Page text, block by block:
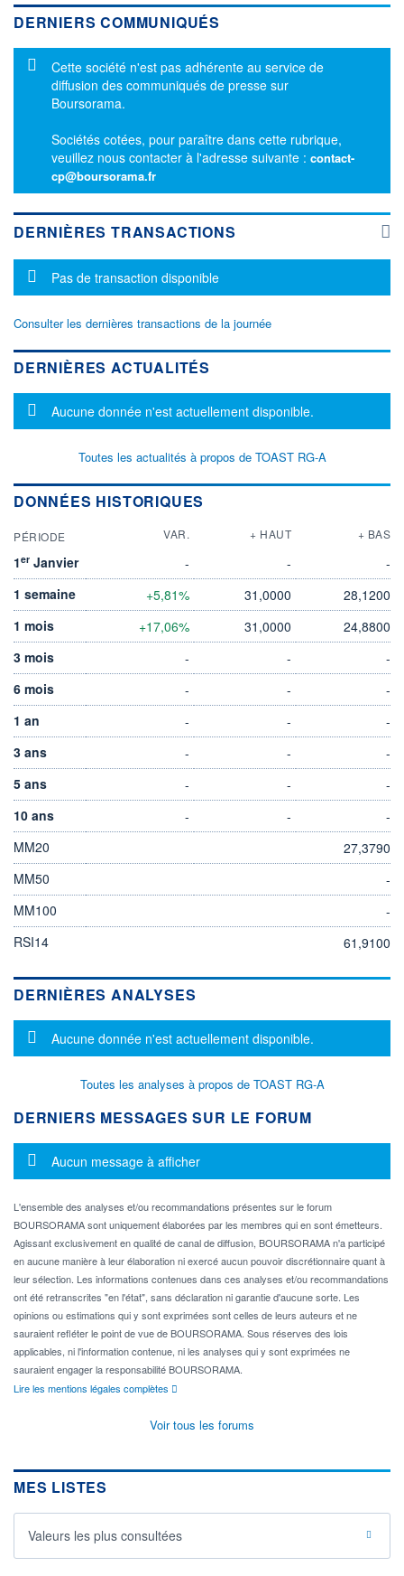
DERNIERS COMMUNIQUÉS
Message d'information
Cette société n'est pas adhérente au service de
diffusion des communiqués de presse sur
Boursorama.
Sociétés cotées, pour paraître dans cette rubrique,
veuillez nous contacter à l'adresse suivante : contact-
cp@boursorama.fr
DERNIÈRES TRANSACTIONS
Message d'information
Pas de transaction disponible
Consulter les dernières transactions de la journée
DERNIÈRES ACTUALITÉS
Message d'information
Aucune donnée n'est actuellement disponible.
Toutes les actualités à propos de TOAST RG-A
DONNÉES HISTORIQUES
PÉRIODE VAR. + HAUT + BAS
1er Janvier - -
-
1 semaine
+5,81% 31,0000
28,1200
1 mois
+17,06% 31,0000
24,8800
3 mois
- -
-
6 mois
- -
-
1 an
- -
-
3 ans
- -
-
5 ans
- -
-
10 ans
- -
-
MM20
27,3790
MM50
-
MM100
-
RSI14
61,9100
DERNIÈRES ANALYSES
Message d'information
Aucune donnée n'est actuellement disponible.
Toutes les analyses à propos de TOAST RG-A
DERNIERS MESSAGES SUR LE FORUM
Message d'information
Aucun message à afficher
L'ensemble des analyses et/ou recommandations présentes sur le forum
BOURSORAMA sont uniquement élaborées par les membres qui en sont émetteurs.
Agissant exclusivement en qualité de canal de diffusion, BOURSORAMA n'a participé
en aucune manière à leur élaboration ni exercé aucun pouvoir discrétionnaire quant à
leur sélection. Les informations contenues dans ces analyses et/ou recommandations
ont été retranscrites "en l'état", sans déclaration ni garantie d'aucune sorte. Les
opinions ou estimations qui y sont exprimées sont celles de leurs auteurs et ne
sauraient refléter le point de vue de BOURSORAMA. Sous réserves des lois
applicables, ni l'information contenue, ni les analyses qui y sont exprimées ne
sauraient engager la responsabilité BOURSORAMA.
Lire les mentions légales complètes
Voir tous les forums
MES LISTES
Valeurs les plus consultées